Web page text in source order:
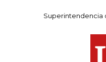
Superintendencia